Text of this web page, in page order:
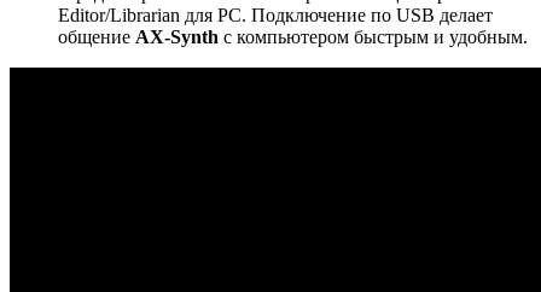
Editor/Librarian для PC. Подключение по USB делает
общение AX-Synth с компьютером быстрым и удобным.